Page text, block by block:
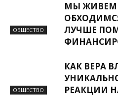
ОБЩЕСТВО
МЫ ЖИВЕМ
ЛУЧШЕ
ОБЩЕСТВО
КАК ВЕРА
РЕАКЦИИ